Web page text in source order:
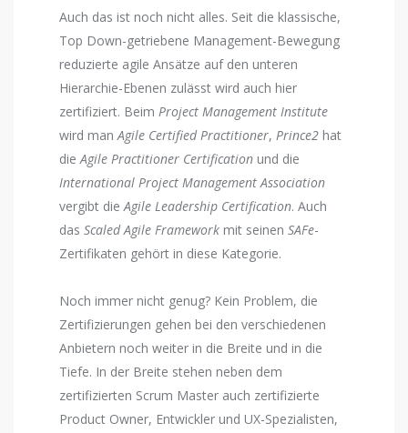
Auch das ist noch nicht alles. Seit die klassische,
Top Down-getriebene Management-Bewegung
reduzierte agile Ansätze auf den unteren
Hierarchie-Ebenen zulässt wird auch hier
zertifiziert. Beim Project Management Institute
wird manAgile Certified Practitioner, Prince2 hat
dieAgile Practitioner Certification und die
International Project Management Association
vergibt dieAgile Leadership Certification. Auch
das Scaled Agile Framework mit seinen SAFe-
Zertifikaten gehört in diese Kategorie.
Noch immer nicht genug? Kein Problem, die
Zertifizierungen gehen bei den verschiedenen
Anbietern noch weiter in die Breite und in die
Tiefe. In der Breite stehen neben dem
zertifizierten Scrum Master auch zertifizierte
Product Owner, Entwickler und UX-Spezialisten,